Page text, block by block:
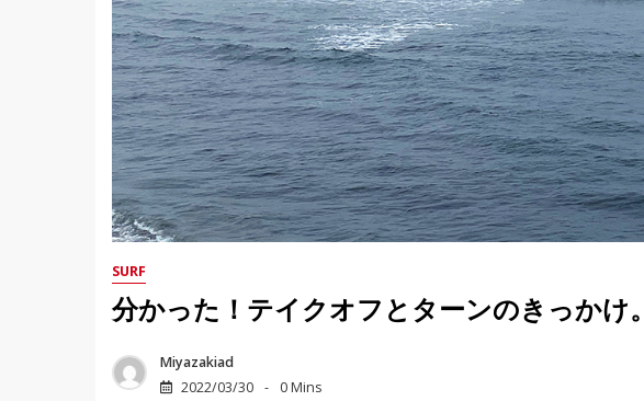
SURF
分かった！テイクオフとターンのきっかけ。
Miyazakiad
2022/03/30
0 Mins